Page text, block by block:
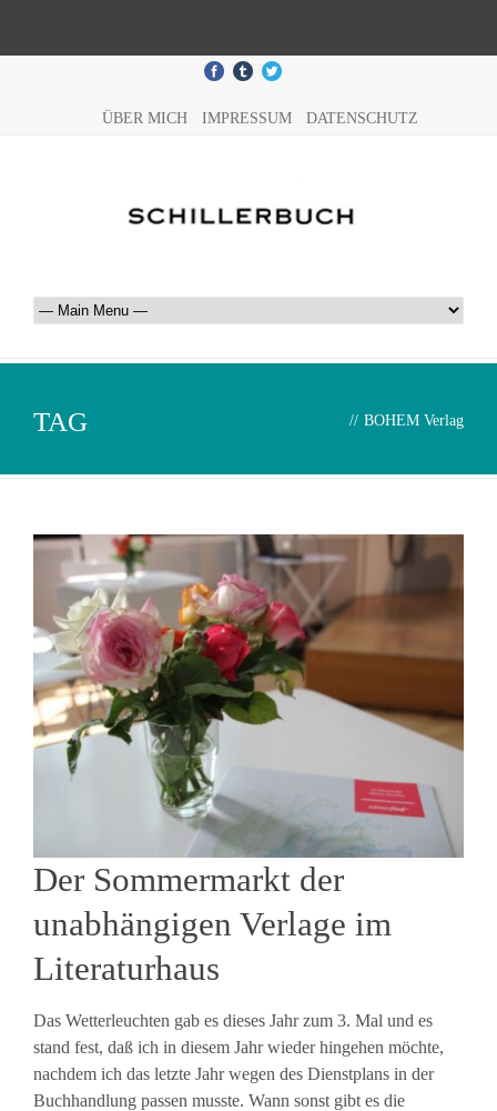
ÜBER MICH IMPRESSUM DATENSCHUTZ
TAG // BOHEM Verlag
Der Sommermarkt der
unabhängigen Verlage im
Literaturhaus
Das Wetterleuchten gab es dieses Jahr zum 3. Mal und es
stand fest, daß ich in diesem Jahr wieder hingehen möchte,
nachdem ich das letzte Jahr wegen des Dienstplans in der
Buchhandlung passen musste. Wann sonst gibt es die